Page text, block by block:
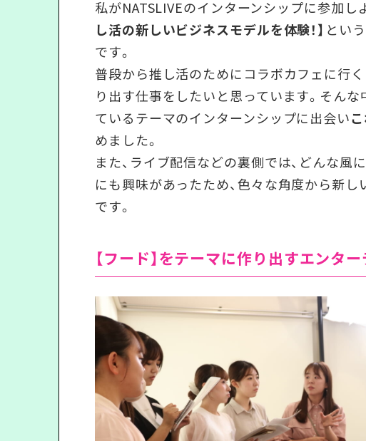
私がNATSLIVEのインターンシップに参加し
し活の新しいビジネスモデルを体験！】 とい
です。
普段から推し活のためにコラボカフェに行
り出す仕事をしたいと思っています。そん
ているテーマのインターンシップに出会い
めました。
また、ライブ配信などの裏側では、どんな
にも興味があったため、色々な角度から新
です。
【フード】をテーマに作り出すエンタ